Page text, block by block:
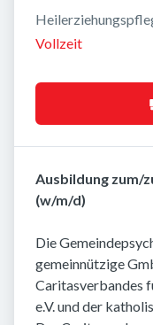
Vollzeit
Ausbildung zum/
(w/m/d)
Die
gemeinnützige
Caritasverbandes
e.V. und der